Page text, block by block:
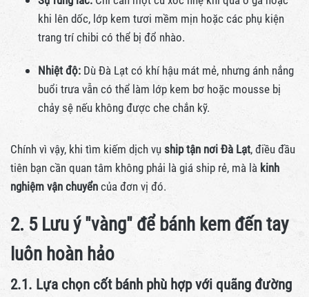
khi lên dốc, lớp kem tươi mềm mịn hoặc các phụ kiện
trang trí chibi có thể bị đổ nhào.
Nhiệt độ: Dù Đà Lạt có khí hậu mát mẻ, nhưng ánh nắng
buổi trưa vẫn có thể làm lớp kem bơ hoặc mousse bị
chảy sệ nếu không được che chắn kỹ.
Chính vì vậy, khi tìm kiếm dịch vụ ship tận nơi Đà Lạt, điều đầu
tiên bạn cần quan tâm không phải là giá ship rẻ, mà là kinh
nghiệm vận chuyển của đơn vị đó.
2. 5 Lưu ý "vàng" để bánh kem đến tay
luôn hoàn hảo
2.1. Lựa chọn cốt bánh phù hợp với quãng đường